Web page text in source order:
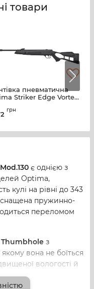
товари
пневматична
Striker Edge Vortex
грн
є однією з
Optima,
кулі на рівні до 343
пружинно-
переломом
з
вона не боїться
вологості й
ніж дерев'яні